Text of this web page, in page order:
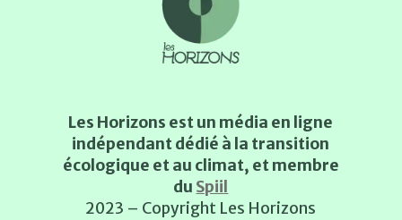
Les Horizons est un média en ligne
indépendant dédié à la transition
écologique et au climat, et membre
du Spiil
2023 – Copyright Les Horizons